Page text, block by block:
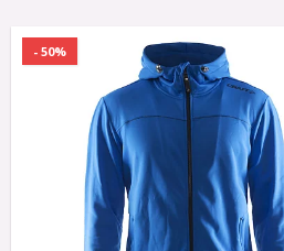
- 50%